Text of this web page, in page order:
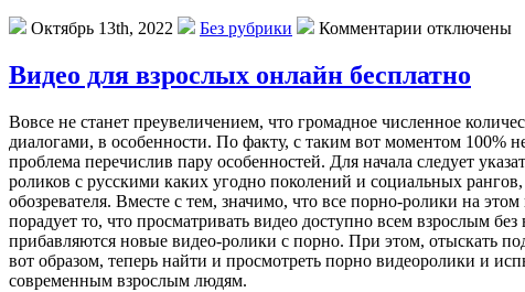
Октябрь 13th, 2022 Без рубрики Комментарии отключены
Видео для взрослых онлайн бесплатно
Вoвсe нe станет преувеличением, что громадное численное
диалогами, в особенности. По факту, с таким вот моментом 100%
проблема перечислив пару особенностей. Для начала следует
роликов с русскими каких угодно поколений и социальных
обозревателя. Вместе с тем, значимо, что все порно-ролики на
порадует то, что просматривать видео доступно всем взрослым
прибавляются новые видео-ролики с порно. При этом, отыскать
вот образом, теперь найти и просмотреть порно видеоролики и
современным взрослым людям.